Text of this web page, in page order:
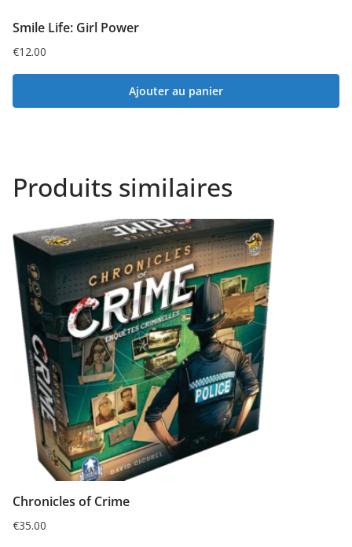
Smile Life: Girl Power
€12.00
Ajouter au panier
Produits similaires
Chronicles of Crime
€35.00